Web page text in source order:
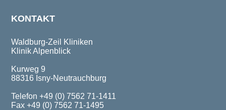
KONTAKT
Waldburg-Zeil Kliniken
Klinik Alpenblick
Kurweg 9
88316 Isny-Neutrauchburg
Telefon +49 (0) 7562 71-1411
Fax +49 (0) 7562 71-1495